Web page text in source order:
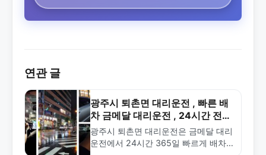
연관 글
광주시 퇴촌면 대리운전 , 빠른 배
차 금메달 대리운전 , 24시간 전화
상담
광주시 퇴촌면 대리운전은 금메달 대리
운전에서 24시간 365일 빠르게 배차